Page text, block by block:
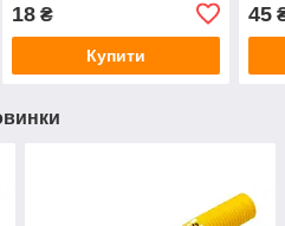
18₴
Купити
45